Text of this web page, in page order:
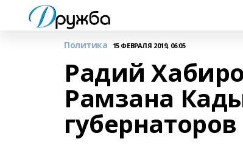
Политика 15 ФЕВРАЛЯ 2019, 06:05
Радий
Рамзана
губернаторов